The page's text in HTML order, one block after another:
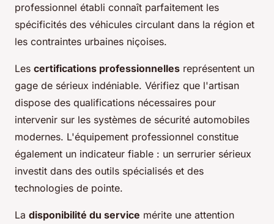
professionnel établi connaît parfaitement les
spécificités des véhicules circulant dans la région et
les contraintes urbaines niçoises.
Les certifications professionnelles représentent un
gage de sérieux indéniable. Vérifiez que l'artisan
dispose des qualifications nécessaires pour
intervenir sur les systèmes de sécurité automobiles
modernes. L'équipement professionnel constitue
également un indicateur fiable : un serrurier sérieux
investit dans des outils spécialisés et des
technologies de pointe.
La disponibilité du service mérite une attention